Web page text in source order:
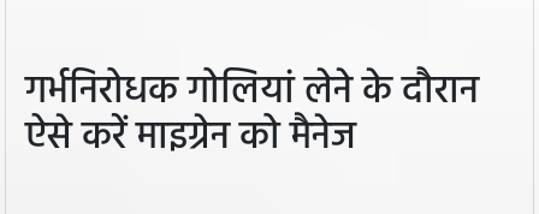
गर्भनिरोधक गोलियां लेने के दौरान
ऐसे करें माइग्रेन को मैनेज